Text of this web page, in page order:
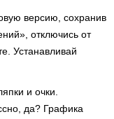
версию, сохранив
отключись от
Устанавливай
и очки.
да? Графика